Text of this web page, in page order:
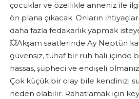
çocuklar ve özellikle anneniz ile
ön plana çıkacak. Onların
daha fazla fedakarlık yapmak
💥Akşam saatlerinde Ay Neptün
güvensiz, tuhaf bir ruh hali içinde
hassas, şüpheci ve endişeli
Çok küçük bir olay bile kendinizi
neden olabilir. Rahatlamak için